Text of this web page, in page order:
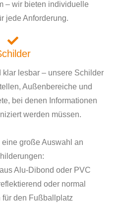
– wir bieten individuelle
jede Anforderung.
klar lesbar – unsere Schilder
Außenbereiche und
bei denen Informationen
werden müssen.
große Auswahl an
Alu-Dibond oder PVC
oder normal
für den Fußballplatz